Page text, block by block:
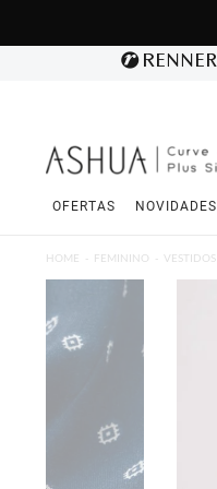
OFERTAS NOVIDADES
HOME FEMININO VESTIDOS